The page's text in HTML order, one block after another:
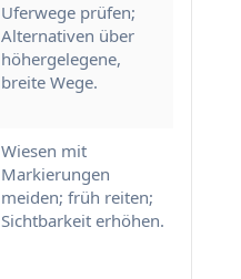
Uferwege prüfen;
Alternativen über
höhergelegene,
breite Wege.
Wiesen mit
Markierungen
meiden; früh reiten;
Sichtbarkeit erhöhen.